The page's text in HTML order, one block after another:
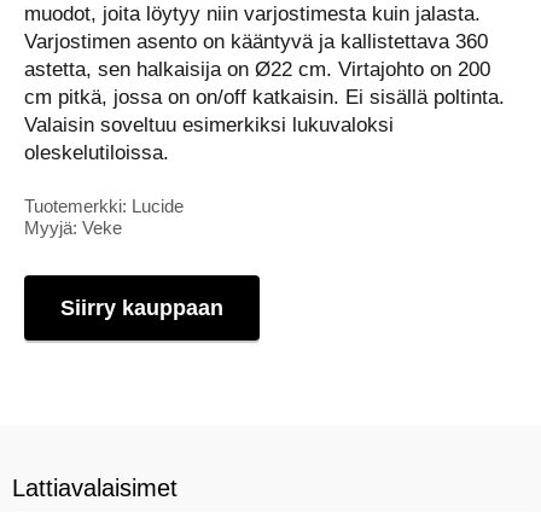
muodot, joita löytyy niin varjostimesta kuin jalasta.
Varjostimen asento on kääntyvä ja kallistettava 360
astetta, sen halkaisija on Ø22 cm. Virtajohto on 200
cm pitkä, jossa on on/off katkaisin. Ei sisällä poltinta.
Valaisin soveltuu esimerkiksi lukuvaloksi
oleskelutiloissa.
Tuotemerkki: Lucide
Myyjä: Veke
Siirry kauppaan
Lattiavalaisimet